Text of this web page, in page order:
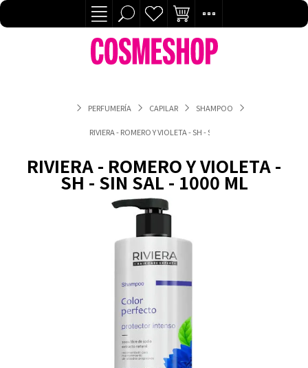
PERFUMERÍA CAPILAR SHAMPOO
RIVIERA - ROMERO Y VIOLETA - SH - SIN SAL - 1000 ML
RIVIERA - ROMERO Y VIOLETA -
SH - SIN SAL - 1000 ML